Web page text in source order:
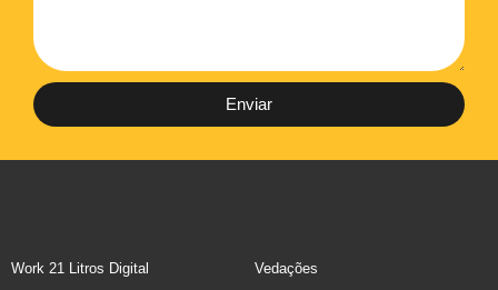
Enviar
Work 21 Litros Digital
Vedações